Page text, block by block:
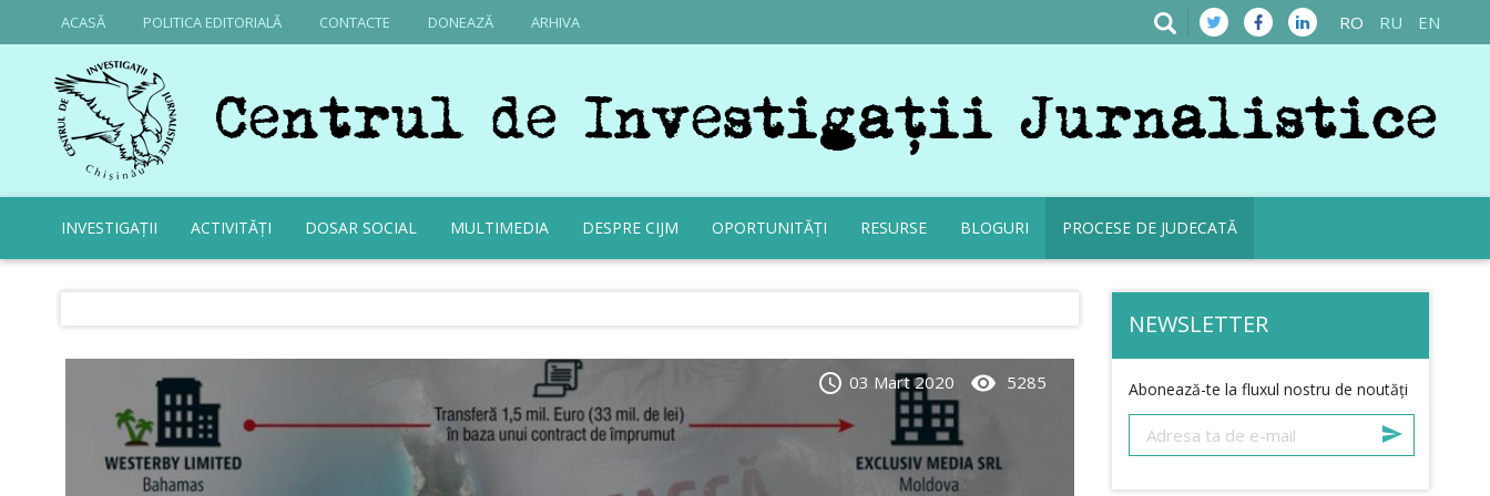
ACASĂ POLITICA EDITORIALĂ CONTACTE DONEAZĂ ARHIVA RO RU EN
INVESTIGAȚII ACTIVITĂȚI DOSAR SOCIAL MULTIMEDIA DESPRE CIJM OPORTUNITĂȚI RESURSE BLOGURI PROCESE DE JUDECATĂ
schedule 03 Mart 2020 visibility 5285
NEWSLETTER
Abonează-te la fluxul nostru de noutăți